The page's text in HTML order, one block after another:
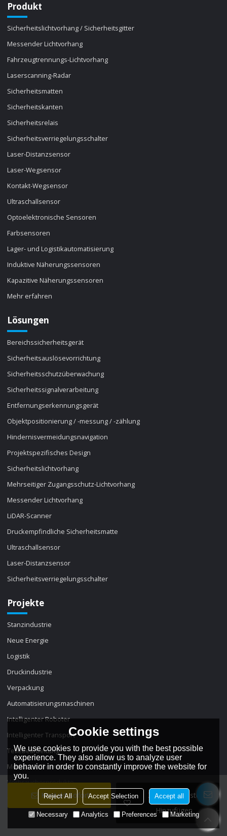
Kontakt Sofort
Zur Wunschliste
Hinzufügen
Produkt
Sicherheitslichtvorhang / Sicherheitsgitter
Messender Lichtvorhang
Fahrzeugtrennungs-Lichtvorhang
Laserscanning-Radar
Sicherheitsmatten
Sicherheitskanten
Sicherheitsrelais
Sicherheitsverriegelungsschalter
Laser-Distanzsensor
Laser-Wegsensor
Kontakt-Wegsensor
Ultraschallsensor
Optoelektronische Sensoren
Farbsensoren
Lager- und Logistikautomatisierung
Induktive Näherungssensoren
Kapazitive Näherungssensoren
Mehr erfahren
Lösungen
Bereichssicherheitsgerät
Sicherheitsauslösevorrichtung
Sicherheitsschutzüberwachung
Sicherheitssignalverarbeitung
Entfernungserkennungsgerät
Objektpositionierung / -messung / -zählung
Hindernisvermeidungsnavigation
Projektspezifisches Design
Sicherheitslichtvorhang
Mehrseitiger Zugangsschutz-Lichtvorhang
Messender Lichtvorhang
LiDAR-Scanner
Druckempfindliche Sicherheitsmatte
Ultraschallsensor
Laser-Distanzsensor
Sicherheitsverriegelungsschalter
Projekte
Stanzindustrie
Neue Energie
Logistik
Druckindustrie
Verpackung
Automatisierungsmaschinen
Intelligenter Roboter
Intelligenter Transport
Teilebearbeitung
Medizin & Chemie
Verbraucherprodukte
Optoelektronische Sensoren
Cookie settings
We use cookies to provide you with the best possible
experience. They also allow us to analyze user
behavior in order to constantly improve the website for
you.
Reject All Accept Selection Accept all
Necessary Analytics Preferences Marketing